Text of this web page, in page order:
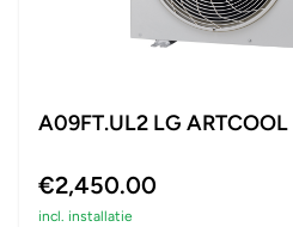
A09FT.UL2 LG
€2,450.00
incl. installatie